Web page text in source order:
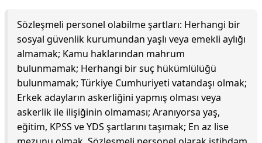
Sözleşmeli personel olabilme şartları: Herhangi bir
sosyal güvenlik kurumundan yaşlı veya emekli aylığı
almamak; Kamu haklarından mahrum
bulunmamak; Herhangi bir suç hükümlülüğü
bulunmamak; Türkiye Cumhuriyeti vatandaşı olmak;
Erkek adayların askerliğini yapmış olması veya
askerlik ile ilişiğinin olmaması; Aranıyorsa yaş,
eğitim, KPSS ve YDS şartlarını taşımak; En az lise